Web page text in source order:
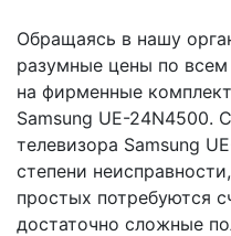
Обращаясь в нашу
разумные цены по
на фирменные
Samsung UE-24N4500.
телевизора Samsung
степени
простых потребуются
достаточно сложные